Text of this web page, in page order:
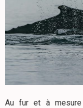
Au fur et à mesure